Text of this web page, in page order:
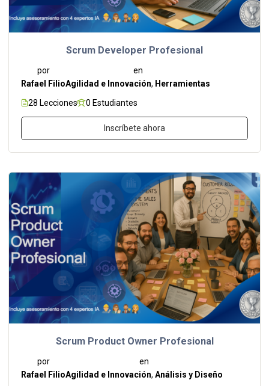
Scrum Developer Profesional
por
Rafael Filio
en
Agilidad e Innovación, Herramientas
28 Lecciones 0 Estudiantes
Inscríbete ahora
Scrum Product Owner Profesional
por
Rafael Filio
en
Agilidad e Innovación, Análisis y Diseño